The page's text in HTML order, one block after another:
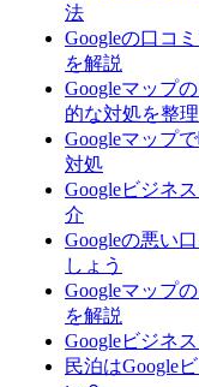
法
Googleの口コ
を解説
Googleマップ
的な対処を整理
Googleマップ
対処
Googleビジネ
介
Googleの悪い
しょう
Googleマップ
を解説
Googleビジネ
民泊はGoogle